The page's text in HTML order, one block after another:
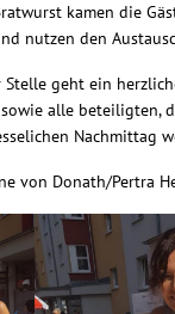
kamen die
nutzen den
Stelle geht ein
alle beteiligten,
Nachmittag
von Donath/Pertra